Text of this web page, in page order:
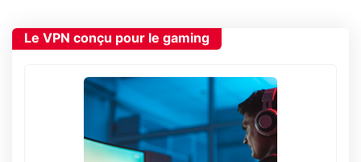
Le VPN conçu pour le gaming